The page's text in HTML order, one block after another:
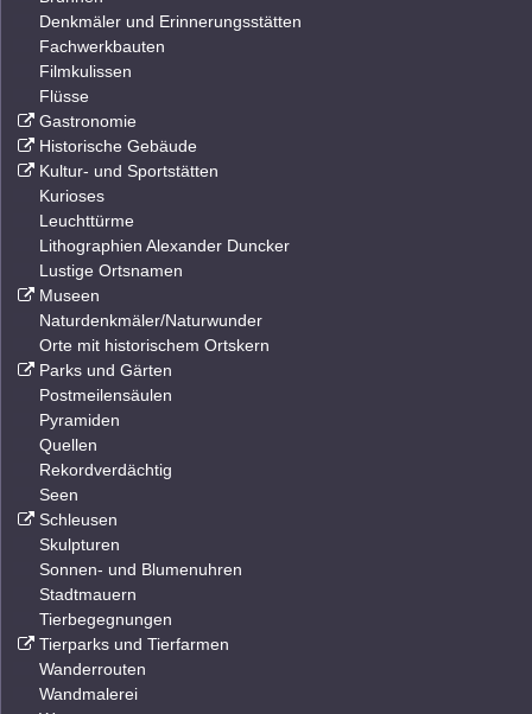
Denkmäler und Erinnerungsstätten
Fachwerkbauten
Filmkulissen
Flüsse
Gastronomie
Historische Gebäude
Kultur- und Sportstätten
Kurioses
Leuchttürme
Lithographien Alexander Duncker
Lustige Ortsnamen
Museen
Naturdenkmäler/Naturwunder
Orte mit historischem Ortskern
Parks und Gärten
Postmeilensäulen
Pyramiden
Quellen
Rekordverdächtig
Seen
Schleusen
Skulpturen
Sonnen- und Blumenuhren
Stadtmauern
Tierbegegnungen
Tierparks und Tierfarmen
Wanderrouten
Wandmalerei